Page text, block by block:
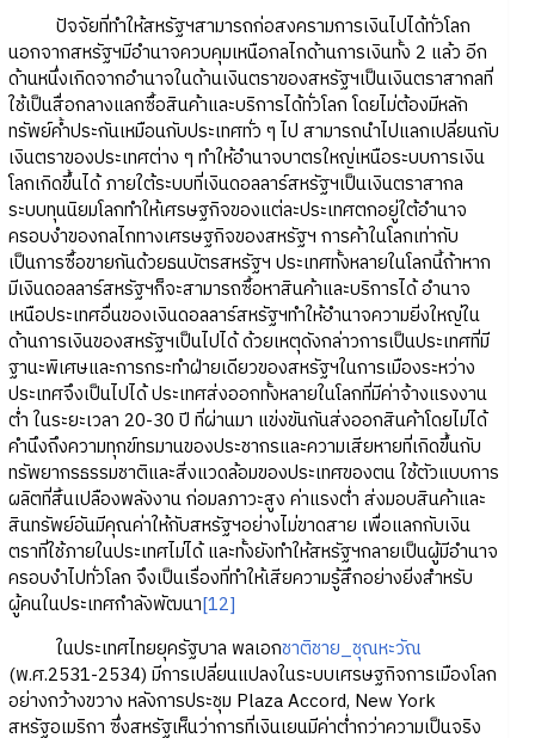
ปัจจัยที่ทำให้สหรัฐฯสามารถก่อสงครามการเงินไปได้ทั่วโลก
นอกจากสหรัฐฯมีอำนาจควบคุมเหนือกลไกด้านการเงินทั้ง 2 แล้ว อีก
ด้านหนึ่งเกิดจากอำนาจในด้านเงินตราของสหรัฐฯเป็นเงินตราสากลที่
ใช้เป็นสื่อกลางแลกซื้อสินค้าและบริการได้ทั่วโลก โดยไม่ต้องมีหลัก
ทรัพย์ค้ำประกันเหมือนกับประเทศทั่ว ๆ ไป สามารถนำไปแลกเปลี่ยนกับ
เงินตราของประเทศต่าง ๆ ทำให้อำนาจบาตรใหญ่เหนือระบบการเงิน
โลกเกิดขึ้นได้ ภายใต้ระบบที่เงินดอลลาร์สหรัฐฯเป็นเงินตราสากล
ระบบทุนนิยมโลกทำให้เศรษฐกิจของแต่ละประเทศตกอยู่ใต้อำนาจ
ครอบงำของกลไกทางเศรษฐกิจของสหรัฐฯ การค้าในโลกเท่ากับ
เป็นการซื้อขายกันด้วยธนบัตรสหรัฐฯ ประเทศทั้งหลายในโลกนี้ถ้าหาก
มีเงินดอลลาร์สหรัฐฯก็จะสามารถซื้อหาสินค้าและบริการได้ อำนาจ
เหนือประเทศอื่นของเงินดอลลาร์สหรัฐฯทำให้อำนาจความยิ่งใหญ่ใน
ด้านการเงินของสหรัฐฯเป็นไปได้ ด้วยเหตุดังกล่าวการเป็นประเทศที่มี
ฐานะพิเศษและการกระทำฝ่ายเดียวของสหรัฐฯในการเมืองระหว่าง
ประเทศจึงเป็นไปได้ ประเทศส่งออกทั้งหลายในโลกที่มีค่าจ้างแรงงาน
ต่ำ ในระยะเวลา 20-30 ปี ที่ผ่านมา แข่งขันกันส่งออกสินค้าโดยไม่ได้
คำนึงถึงความทุกข์ทรมานของประชากรและความเสียหายที่เกิดขึ้นกับ
ทรัพยากรธรรมชาติและสิ่งแวดล้อมของประเทศของตน ใช้ตัวแบบการ
ผลิตที่สิ้นเปลืองพลังงาน ก่อมลภาวะสูง ค่าแรงต่ำ ส่งมอบสินค้าและ
สินทรัพย์อันมีคุณค่าให้กับสหรัฐฯอย่างไม่ขาดสาย เพื่อแลกกับเงิน
ตราที่ใช้ภายในประเทศไม่ได้ และทั้งยังทำให้สหรัฐฯกลายเป็นผู้มีอำนาจ
ครอบงำไปทั่วโลก จึงเป็นเรื่องที่ทำให้เสียความรู้สึกอย่างยิ่งสำหรับ
ผู้คนในประเทศกำลังพัฒนา[12]
ในประเทศไทยยุครัฐบาล พลเอกชาติชาย_ชุณหะวัณ
(พ.ศ.2531-2534) มีการเปลี่ยนแปลงในระบบเศรษฐกิจการเมืองโลก
อย่างกว้างขวาง หลังการประชุม Plaza Accord, New York
สหรัฐอเมริกา ซึ่งสหรัฐเห็นว่าการที่เงินเยนมีค่าต่ำกว่าความเป็นจริง